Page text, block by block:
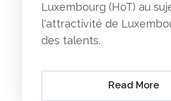
Luxembourg (HoT) au
l'attractivité de
des talents.
Read More